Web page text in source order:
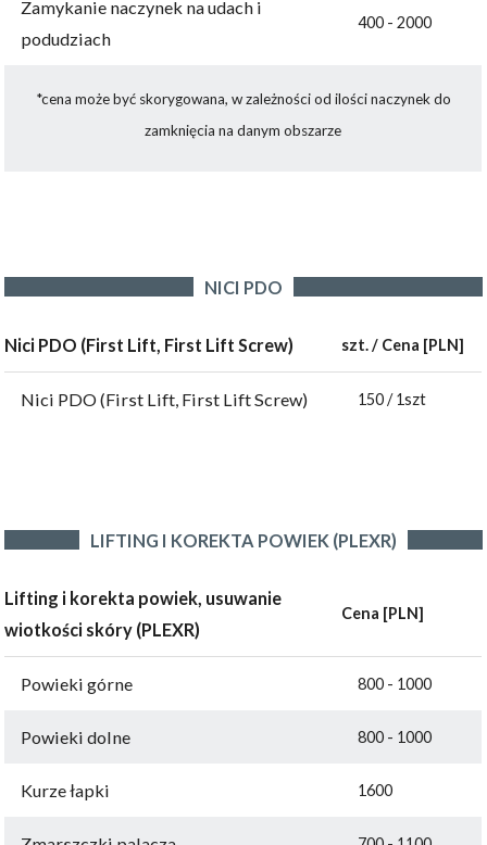
Zamykanie naczynek na udach i
podudziach
400 - 2000
*cena może być skorygowana, w zależności od ilości naczynek do
zamknięcia na danym obszarze
NICI PDO
Nici PDO (First Lift, First Lift Screw) szt. / Cena [PLN]
Nici PDO (First Lift, First Lift Screw) 150 / 1szt
LIFTING I KOREKTA POWIEK (PLEXR)
Lifting i korekta powiek, usuwanie
wiotkości skóry (PLEXR)
Cena [PLN]
Powieki górne 800 - 1000
Powieki dolne 800 - 1000
Kurze łapki 1600